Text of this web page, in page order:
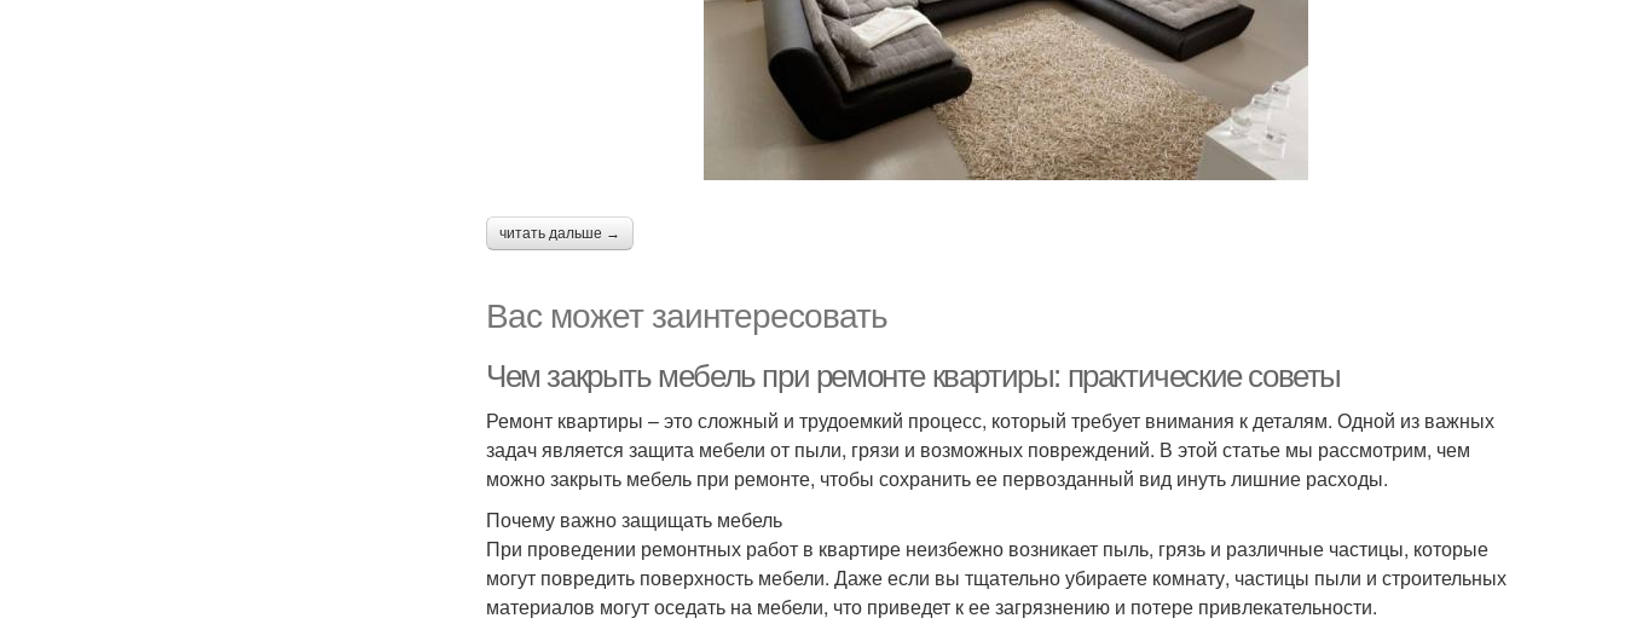
читать дальше →
Вас может заинтересовать
Чем закрыть мебель при ремонте квартиры: практические советы
Ремонт квартиры – это сложный и трудоемкий процесс, который требует внимания к деталям. Одной из важных
задач является защита мебели от пыли, грязи и возможных повреждений. В этой статье мы рассмотрим, чем
можно закрыть мебель при ремонте, чтобы сохранить ее первозданный вид инуть лишние расходы.
Почему важно защищать мебель
При проведении ремонтных работ в квартире неизбежно возникает пыль, грязь и различные частицы, которые
могут повредить поверхность мебели. Даже если вы тщательно убираете комнату, частицы пыли и строительных
материалов могут оседать на мебели, что приведет к ее загрязнению и потере привлекательности.